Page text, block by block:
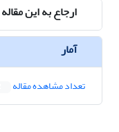
ارجاع به این مقاله
آمار
تعداد مشاهده مقاله